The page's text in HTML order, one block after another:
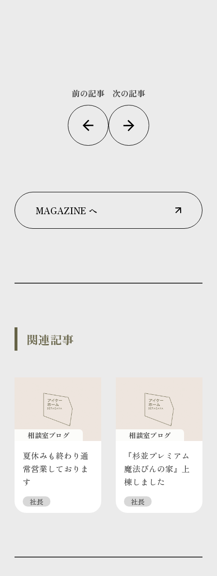
前の記事 次の記事
MAGAZINE へ
関連記事
相談室ブログ
夏休みも終わり通
常営業しておりま
す
社長
相談室ブログ
『杉並プレミアム
魔法びんの家』上
棟しました
社長